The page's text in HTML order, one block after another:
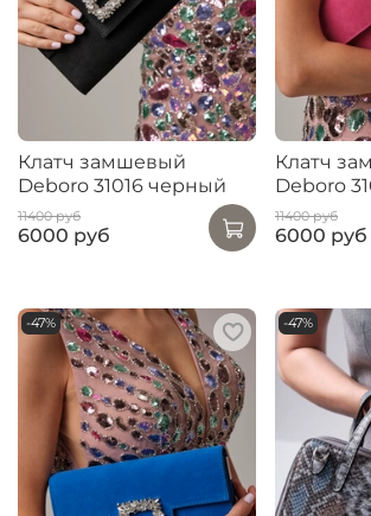
Клатч замшевый
Deboro 31016 черный
11400 руб
6000 руб
Клатч
Deboro
11400 руб
6000 руб
-47% -47%